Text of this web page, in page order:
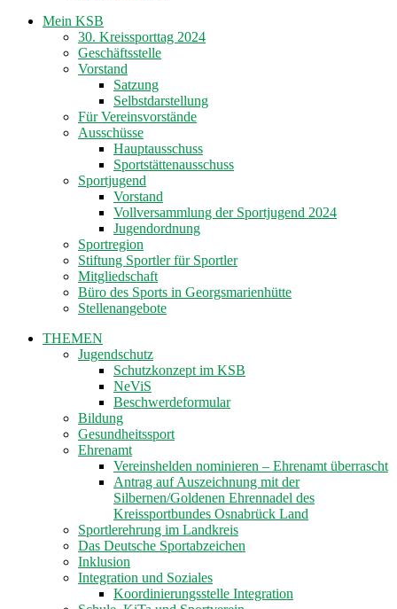
Mein KSB
30. Kreissporttag 2024
Geschäftsstelle
Vorstand
Satzung
Selbstdarstellung
Für Vereinsvorstände
Ausschüsse
Hauptausschuss
Sportstättenausschuss
Sportjugend
Vorstand
Vollversammlung der Sportjugend 2024
Jugendordnung
Sportregion
Stiftung Sportler für Sportler
Mitgliedschaft
Büro des Sports in Georgsmarienhütte
Stellenangebote
THEMEN
Jugendschutz
Schutzkonzept im KSB
NeViS
Beschwerdeformular
Bildung
Gesundheitssport
Ehrenamt
Vereinshelden nominieren – Ehrenamt überrascht
Antrag auf Auszeichnung mit der
Silbernen/Goldenen Ehrennadel des
Kreissportbundes Osnabrück Land
Sportlerehrung im Landkreis
Das Deutsche Sportabzeichen
Inklusion
Integration und Soziales
Koordinierungsstelle Integration